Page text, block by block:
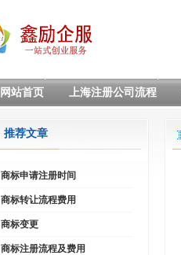
网站首页 上海注册公司流程
推荐文章
商标申请注册时间
商标转让流程费用
商标变更
商标注册流程及费用